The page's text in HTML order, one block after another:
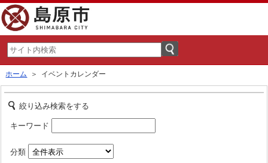
ホーム ＞ イベントカレンダー
絞り込み検索をする
キーワード
分類